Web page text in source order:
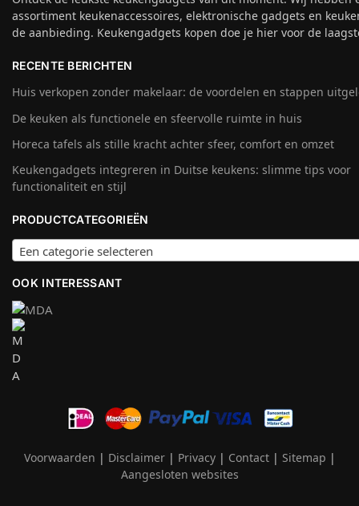
assortiment keukenaccessoires, elektronische gadgets en
de aanbieding. Keukengadgets kopen doe je hier voor de
RECENTE BERICHTEN
Huis verkopen zonder makelaar: de voordelen en stappen
De keuken als functionele en sfeervolle ruimte in huis
Horeca tafels als stille kracht achter sfeer, comfort en omzet
Keukengadgets integreren in Duitse keukens: slimme tips voor
functionaliteit en stijl
PRODUCTCATEGORIEËN
Een categorie selecteren
OOK INTERESSANT
Voorwaarden | Disclaimer| Privacy| Contact| Sitemap |
Aangesloten websites